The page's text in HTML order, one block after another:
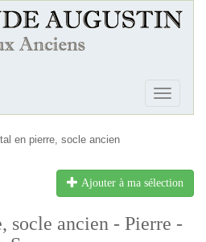
Ouvrir
en pierre, socle ancien
Ajouter à ma sélection
socle ancien - Pierre -